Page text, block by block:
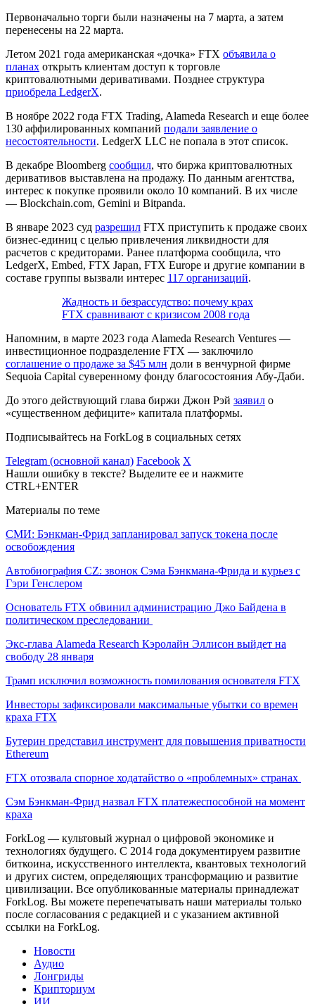
Первоначально торги были назначены на 7 марта, а затем
перенесены на 22 марта.
Летом 2021 года американская «дочка» FTX объявила о
планах открыть клиентам доступ к торговле
криптовалютными деривативами. Позднее структура
приобрела LedgerX.
В ноябре 2022 года FTX Trading, Alameda Research и еще более
130 аффилированных компаний подали заявление о
несостоятельности. LedgerX LLC не попала в этот список.
В декабре Bloomberg сообщил, что биржа криптовалютных
деривативов выставлена на продажу. По данным агентства,
интерес к покупке проявили около 10 компаний. В их числе
— Blockchain.com, Gemini и Bitpanda.
В январе 2023 суд разрешил FTX приступить к продаже своих
бизнес-единиц с целью привлечения ликвидности для
расчетов с кредиторами. Ранее платформа сообщила, что
LedgerX, Embed, FTX Japan, FTX Europe и другие компании в
составе группы вызвали интерес 117 организаций.
Жадность и безрассудство: почему крах
FTX сравнивают с кризисом 2008 года
Напомним, в марте 2023 года Alameda Research Ventures —
инвестиционное подразделение FTX — заключило
соглашение о продаже за $45 млн доли в венчурной фирме
Sequoia Capital суверенному фонду благосостояния Абу-Даби.
До этого действующий глава биржи Джон Рэй заявил о
«существенном дефиците» капитала платформы.
Подписывайтесь на ForkLog в социальных сетях
Telegram (основной канал) Facebook X
Нашли ошибку в тексте? Выделите ее и нажмите
CTRL+ENTER
Материалы по теме
СМИ: Бэнкман-Фрид запланировал запуск токена после
освобождения
Автобиография CZ: звонок Сэма Бэнкмана-Фрида и курьез с
Гэри Генслером
Основатель FTX обвинил администрацию Джо Байдена в
политическом преследовании
Экс-глава Alameda Research Кэролайн Эллисон выйдет на
свободу 28 января
Трамп исключил возможность помилования основателя FTX
Инвесторы зафиксировали максимальные убытки со времен
краха FTX
Бутерин представил инструмент для повышения приватности
Ethereum
FTX отозвала спорное ходатайство о «проблемных» странах
Сэм Бэнкман-Фрид назвал FTX платежеспособной на момент
краха
ForkLog — культовый журнал о цифровой экономике и
технологиях будущего. С 2014 года документируем развитие
биткоина, искусственного интеллекта, квантовых технологий
и других систем, определяющих трансформацию и развитие
цивилизации. Все опубликованные материалы принадлежат
ForkLog. Вы можете перепечатывать наши материалы только
после согласования с редакцией и с указанием активной
ссылки на ForkLog.
Новости
Аудио
Лонгриды
Крипториум
ИИ